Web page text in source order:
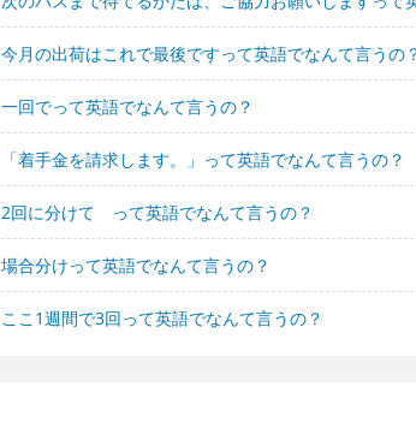
今月の出荷はこれで最後ですって英語でなんて言うの
一回でって英語でなんて言うの？
「着手金を請求します。」って英語でなんて言うの？
2回に分けて って英語でなんて言うの？
場合分けって英語でなんて言うの？
ここ1週間で3回って英語でなんて言うの？